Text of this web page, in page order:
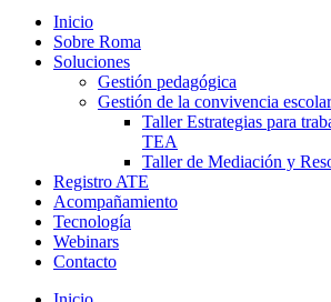
Inicio
Sobre Roma
Soluciones
Gestión pedagógica
Gestión de la convivencia escolar
Taller Estrategias para
TEA
Taller de Mediación y
Registro ATE
Acompañamiento
Tecnología
Webinars
Contacto